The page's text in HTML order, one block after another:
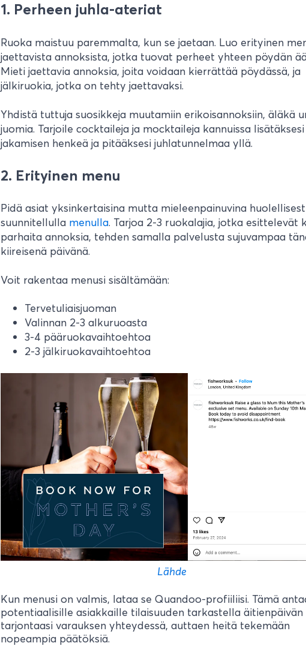
1. Perheen juhla-ateriat
Ruoka maistuu paremmalta, kun se jaetaan. Luo erityinen
jaettavista annoksista, jotka tuovat perheet yhteen pöydän
Mieti jaettavia annoksia, joita voidaan kierrättää pöydässä, ja
jälkiruokia, jotka on tehty jaettavaksi.
Yhdistä tuttuja suosikkeja muutamiin erikoisannoksiin, äläkä
juomia. Tarjoile cocktaileja ja mocktaileja kannuissa lisätäksesi
jakamisen henkeä ja pitääksesi juhlatunnelmaa yllä.
2. Erityinen menu
Pidä asiat yksinkertaisina mutta mieleenpainuvina
suunnitellulla menulla. Tarjoa 2-3 ruokalajia, jotka esittelevät
parhaita annoksia, tehden samalla palvelusta sujuvampaa
kiireisenä päivänä.
Voit rakentaa menusi sisältämään:
Tervetuliaisjuoman
Valinnan 2-3 alkuruoasta
3-4 pääruokavaihtoehtoa
2-3 jälkiruokavaihtoehtoa
Lähde
Kun menusi on valmis, lataa se Quandoo-profiiliisi. Tämä
potentiaalisille asiakkaille tilaisuuden tarkastella äitienpäivän
tarjontaasi varauksen yhteydessä, auttaen heitä tekemään
nopeampia päätöksiä.